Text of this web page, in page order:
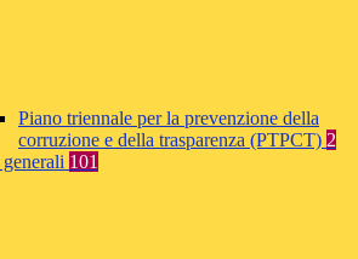
Piano triennale per la prevenzione della
corruzione e della trasparenza (PTPCT) 2
101